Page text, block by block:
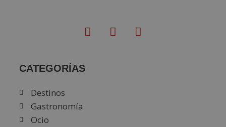
CATEGORÍAS
Destinos
Gastronomía
Ocio